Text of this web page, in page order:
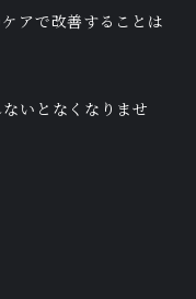
アで改善することは
いとなくなりませ